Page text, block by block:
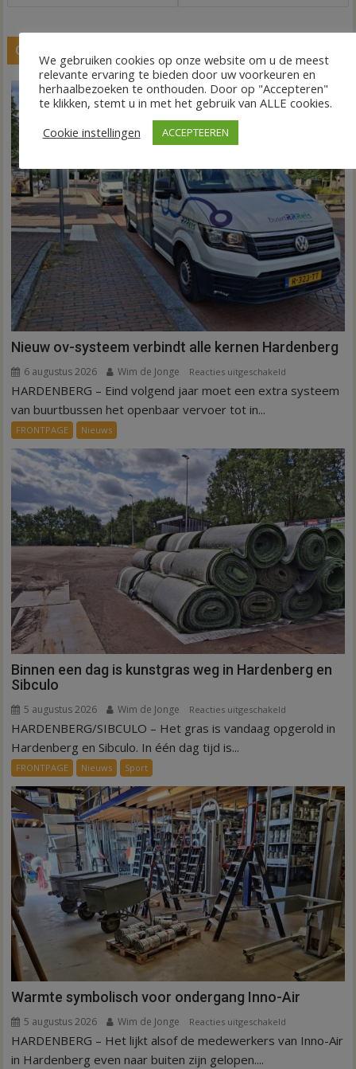
GERELATEERDE BERICHTEN
Nieuw ov-systeem verbindt alle kernen Hardenberg
6 augustus 2026 Wim de Jonge Reacties uitgeschakeld
Nieuw
alle
kernen
Hardenberg
HARDENBERG – Eind volgend jaar moet een extra systeem
van buurtbussen het openbaar vervoer tot in...
FRONTPAGE Nieuws
Binnen een dag is kunstgras weg in Hardenberg en
Sibculo
5 augustus 2026 Wim de Jonge Reacties uitgeschakeld
Binnen
kunstgras
weg
in
Hardenberg
en
Sibculo
HARDENBERG/SIBCULO – Het gras is vandaag opgerold in
Hardenberg en Sibculo. In één dag tijd is...
FRONTPAGE Nieuws Sport
Warmte symbolisch voor ondergang Inno-Air
5 augustus 2026 Wim de Jonge Reacties uitgeschakeld
Warmte
HARDENBERG – Het lijkt alsof de medewerkers van Inno-Air
in Hardenberg even naar buiten zijn gelopen....
We gebruiken cookies op onze website om u de meest
relevante ervaring te bieden door uw voorkeuren en
herhaalbezoeken te onthouden. Door op "Accepteren"
te klikken, stemt u in met het gebruik van ALLE cookies.
Cookie instellingen
ACCEPTEEREN